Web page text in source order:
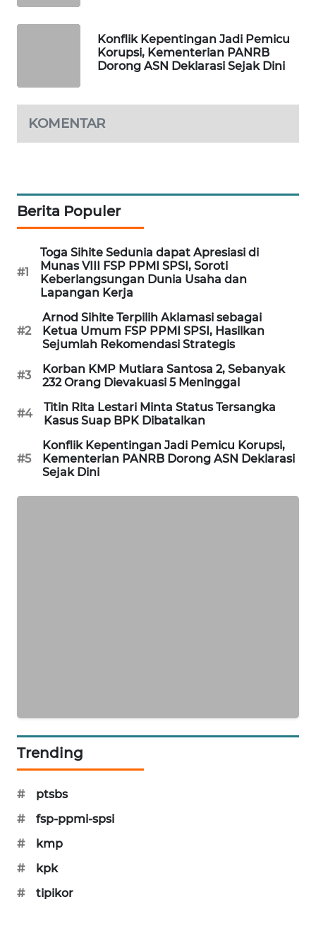
Konflik Kepentingan Jadi Pemicu
Korupsi, Kementerian PANRB
Dorong ASN Deklarasi Sejak Dini
KOMENTAR
Berita Populer
#1
Toga Sihite Sedunia dapat Apresiasi di
Munas VIII FSP PPMI SPSI, Soroti
Keberlangsungan Dunia Usaha dan
Lapangan Kerja
#2
Arnod Sihite Terpilih Aklamasi sebagai
Ketua Umum FSP PPMI SPSI, Hasilkan
Sejumlah Rekomendasi Strategis
#3
Korban KMP Mutiara Santosa 2, Sebanyak
232 Orang Dievakuasi 5 Meninggal
#4
Titin Rita Lestari Minta Status Tersangka
Kasus Suap BPK Dibatalkan
#5
Konflik Kepentingan Jadi Pemicu Korupsi,
Kementerian PANRB Dorong ASN Deklarasi
Sejak Dini
Trending
#
ptsbs
#
fsp-ppmi-spsi
#
kmp
#
kpk
#
tipikor
ID
PLN
WATCH
LPKKI
LKKI
KOPEKLIN
PORTAL
KONSUMEN
FORWAMKI
ALPERKLINAS
FORJASIDA
NEWS
NEWS
METRO
MEDAN
NEWS
METRO
JAKARTA
KRT